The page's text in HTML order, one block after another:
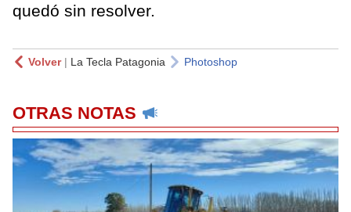
quedó sin resolver.
Volver| La Tecla Patagonia Photoshop
OTRAS NOTAS